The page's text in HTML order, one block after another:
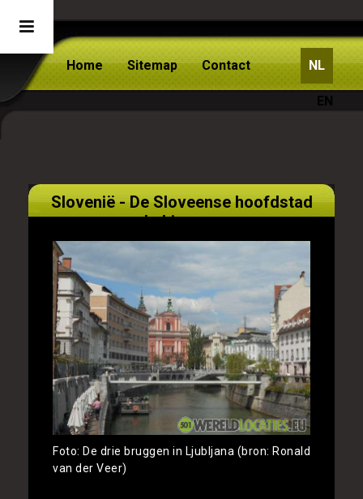
Home Sitemap Contact NL
EN
Slovenië - De Sloveense hoofdstad
Lubjanana
Foto: De drie bruggen in Ljubljana (bron: Ronald
van der Veer)